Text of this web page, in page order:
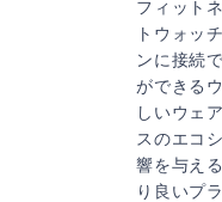
フィット
トウォッ
ンに接続
ができる
しいウェ
スのエコ
響を与え
り良いプ